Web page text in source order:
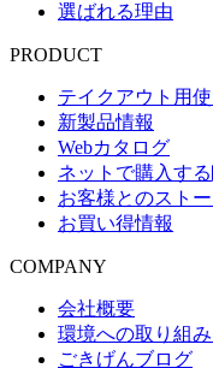
選ばれる理由
PRODUCT
テイクアウト用
新製品情報
Webカタログ
ネットで購入する
お客様とのスト
お買い得情報
COMPANY
会社概要
環境への取り組
ごきげんブログ